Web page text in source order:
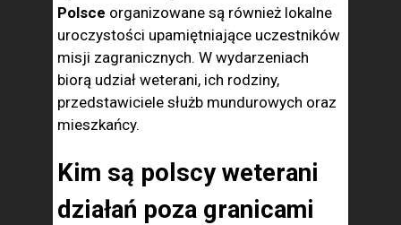
Polsce organizowane są również lokalne
uroczystości upamiętniające uczestników
misji zagranicznych. W wydarzeniach
biorą udział weterani, ich rodziny,
przedstawiciele służb mundurowych oraz
mieszkańcy.
Kim są polscy weterani
działań poza granicami